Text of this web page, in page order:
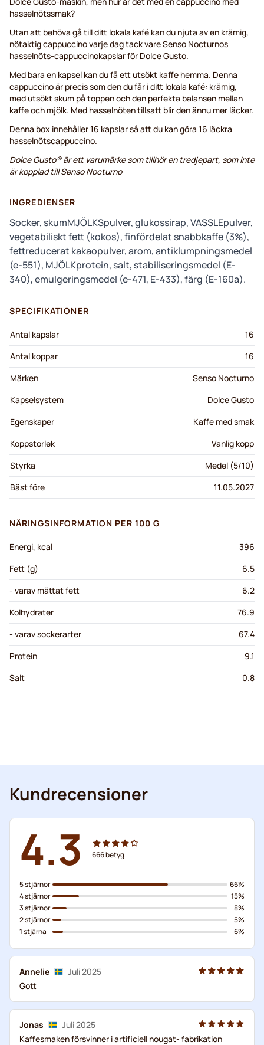
hasselnötssmak?
Utan att behöva gå till ditt lokala kafé kan du njuta av en krämig,
nötaktig cappuccino varje dag tack vare Senso Nocturnos
hasselnöts-cappuccinokapslar för Dolce Gusto.
Med bara en kapsel kan du få ett utsökt kaffe hemma. Denna
cappuccino är precis som den du får i ditt lokala kafé: krämig,
med utsökt skum på toppen och den perfekta balansen mellan
kaffe och mjölk. Med hasselnöten tillsatt blir den ännu mer läcker.
Denna box innehåller 16 kapslar så att du kan göra 16 läckra
hasselnötscappuccino.
Dolce Gusto® är ett varumärke som tillhör en tredjepart, som inte
är kopplad till Senso Nocturno
INGREDIENSER
Socker, skumMJÖLKSpulver, glukossirap, VASSLEpulver,
vegetabiliskt fett (kokos), finfördelat snabbkaffe (3%),
fettreducerat kakaopulver, arom, antiklumpningsmedel
(e-551), MJÖLKprotein, salt, stabiliseringsmedel (E-
340), emulgeringsmedel (e-471, E-433), färg (E-160a).
SPECIFIKATIONER
Antal kapslar
16
Antal koppar
16
Märken
Senso Nocturno
Kapselsystem
Dolce Gusto
Egenskaper
Kaffe med smak
Koppstorlek
Vanlig kopp
Styrka
Medel (5/10)
Bäst före
11.05.2027
NÄRINGSINFORMATION PER 100 G
Energi, kcal
396
Fett (g)
6.5
- varav mättat fett
6.2
Kolhydrater
76.9
- varav sockerarter
67.4
Protein
9.1
Salt
0.8
Kundrecensioner
4.3 666betyg
5 stjärnor
4 stjärnor
3 stjärnor
2 stjärnor
1 stjärna
66%
15%
8%
5%
6%
Annelie
Juli 2025
Gott
Jonas
Juli 2025
Kaffesmaken försvinner i artificiell nougat- fabrikation